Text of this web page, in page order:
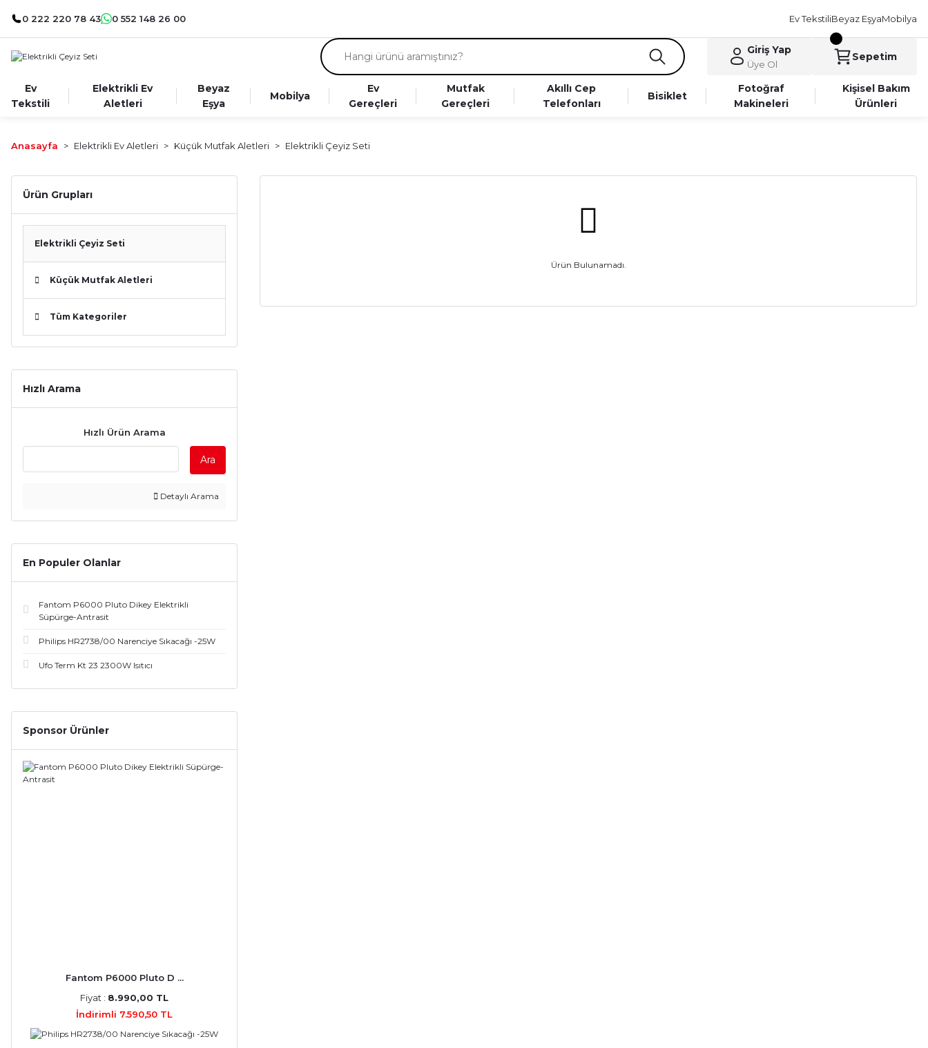
0 222 220 78 43 0 552 148 26 00 Ev TekstiliBeyaz EşyaMobilya
Giriş Yap
Üye Ol
Sepetim
Ev
Tekstili
Elektrikli Ev
Aletleri
Beyaz
Eşya
Mobilya
Ev
Gereçleri
Mutfak
Gereçleri
Akıllı Cep
Telefonları
Bisiklet
Fotoğraf
Makineleri
Kişisel Bakım
Ürünleri
Anasayfa Elektrikli Ev Aletleri Küçük Mutfak Aletleri Elektrikli Çeyiz Seti
Ürün Grupları
Elektrikli Çeyiz Seti
Küçük Mutfak Aletleri
Tüm Kategoriler
Hızlı Arama
Hızlı Ürün Arama
Ara
Detaylı Arama
En Populer Olanlar
Fantom P6000 Pluto Dikey Elektrikli
Süpürge-Antrasit
Philips HR2738/00 Narenciye Sıkacağı -25W
Ufo Term Kt 23 2300W Isıtıcı
Sponsor Ürünler
Fantom P6000 Pluto D ...
Fiyat : 8.990,00 TL
İndirimli 7.590,50 TL
Ürün Bulunamadı.